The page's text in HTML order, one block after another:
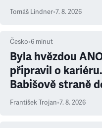
prioritu
Tomáš Lindner•7. 8. 2026
Česko•6 minut
Byla hvězdou
připravil o
Babišově straně
František Trojan•7. 8. 2026